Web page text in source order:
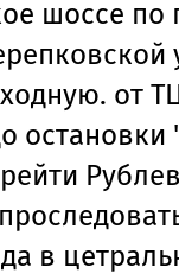
шоссе по
от
остановки
в